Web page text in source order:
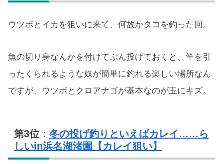
ウツボとイカを狙いに来て、何故かタコを釣った回。
魚の切り身なんかを付けてぶん投げておくと、竿を引
ったくられるような奴が簡単に釣れる楽しい場所なん
ですが、ウツボとクロアナゴが基本なのが玉にキズ。
第3位： 冬の投げ釣りといえばカレイ……ら
しいin浜名湖渚園【カレイ狙い】